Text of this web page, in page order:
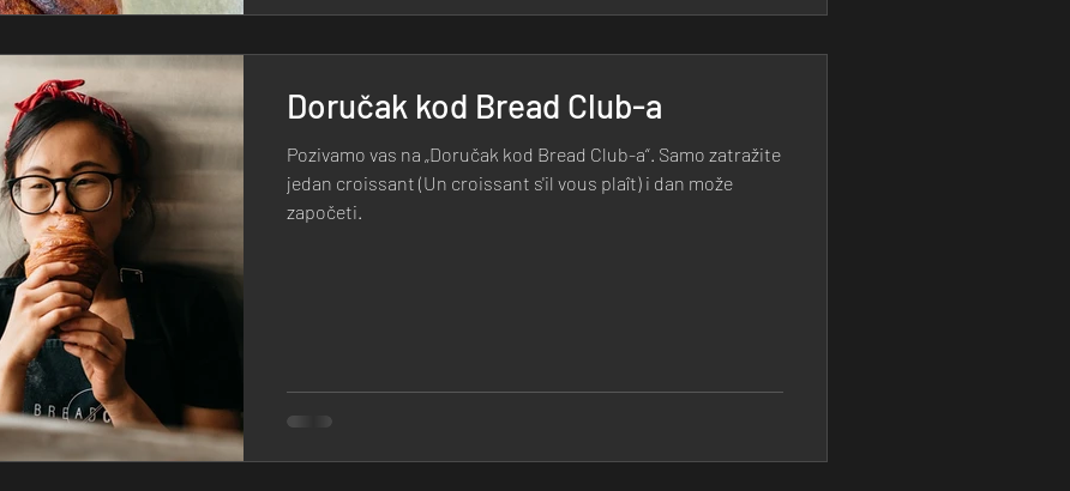
Doručak kod Bread Club-a
Pozivamo vas na „Doručak kod Bread Club-a“. Samo zatražite
jedan croissant (Un croissant s'il vous plaît) i dan može
započeti.